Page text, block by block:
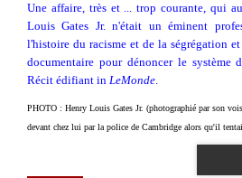
Une affaire, très et ... trop courante, qui
Louis Gates Jr. n'était un éminent
l'histoire du racisme et de la ségrégation
documentaire pour dénoncer le système
Récit édifiant in LeMonde
PHOTO : Henry Louis Gates Jr. (photographié par son
devant chez lui par la police de Cambridge alors qu'il